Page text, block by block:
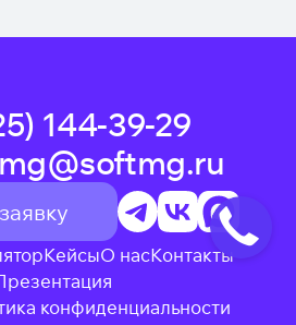
144-39-29
КейсыО насКонтакты
конфиденциальности